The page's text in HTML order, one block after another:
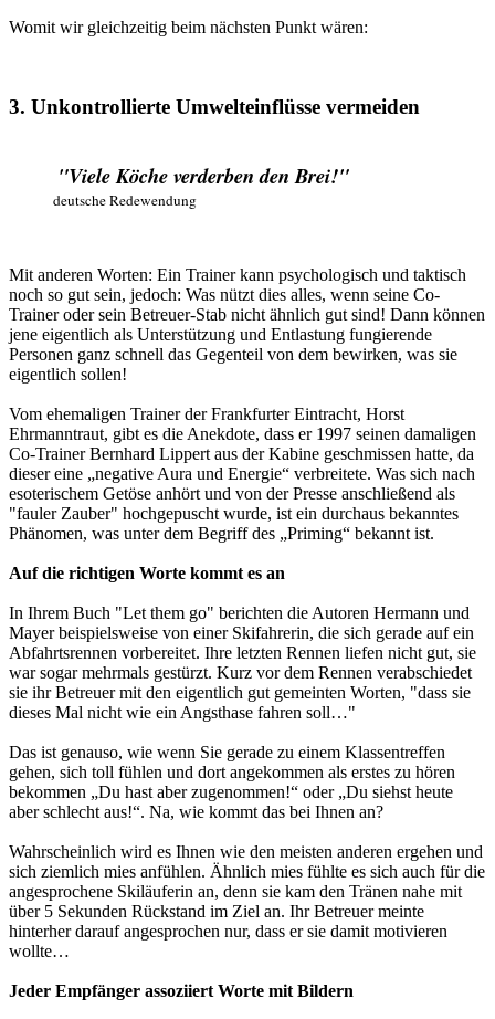
Womit wir gleichzeitig beim nächsten Punkt wären:
3. Unkontrollierte Umwelteinflüsse vermeiden
"Viele Köche verderben den Brei!"
deutsche Redewendung
Mit anderen Worten: Ein Trainer kann psychologisch und taktisch
noch so gut sein, jedoch: Was nützt dies alles, wenn seine Co-
Trainer oder sein Betreuer-Stab nicht ähnlich gut sind! Dann können
jene eigentlich als Unterstützung und Entlastung fungierende
Personen ganz schnell das Gegenteil von dem bewirken, was sie
eigentlich sollen!
Vom ehemaligen Trainer der Frankfurter Eintracht, Horst
Ehrmanntraut, gibt es die Anekdote, dass er 1997 seinen damaligen
Co-Trainer Bernhard Lippert aus der Kabine geschmissen hatte, da
dieser eine „negative Aura und Energie“ verbreitete. Was sich nach
esoterischem Getöse anhört und von der Presse anschließend als
"fauler Zauber" hochgepuscht wurde, ist ein durchaus bekanntes
Phänomen, was unter dem Begriff des „Priming“ bekannt ist.
Auf die richtigen Worte kommt es an
In Ihrem Buch "Let them go" berichten die Autoren Hermann und
Mayer beispielsweise von einer Skifahrerin, die sich gerade auf ein
Abfahrtsrennen vorbereitet. Ihre letzten Rennen liefen nicht gut, sie
war sogar mehrmals gestürzt. Kurz vor dem Rennen verabschiedet
sie ihr Betreuer mit den eigentlich gut gemeinten Worten, "dass sie
dieses Mal nicht wie ein Angsthase fahren soll…"
Das ist genauso, wie wenn Sie gerade zu einem Klassentreffen
gehen, sich toll fühlen und dort angekommen als erstes zu hören
bekommen „Du hast aber zugenommen!“ oder „Du siehst heute
aber schlecht aus!“. Na, wie kommt das bei Ihnen an?
Wahrscheinlich wird es Ihnen wie den meisten anderen ergehen und
sich ziemlich mies anfühlen. Ähnlich mies fühlte es sich auch für die
angesprochene Skiläuferin an, denn sie kam den Tränen nahe mit
über 5 Sekunden Rückstand im Ziel an. Ihr Betreuer meinte
hinterher darauf angesprochen nur, dass er sie damit motivieren
wollte…
Jeder Empfänger assoziiert Worte mit Bildern